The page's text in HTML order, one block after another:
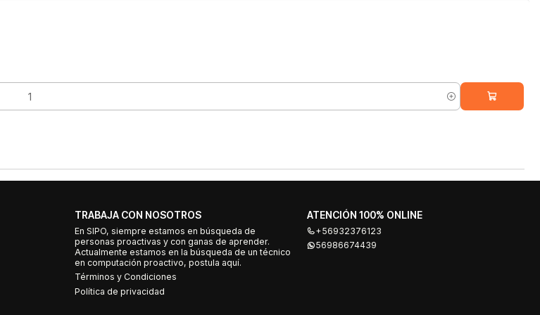
TRABAJA CON NOSOTROS
En SIPO, siempre estamos en búsqueda de
personas proactivas y con ganas de aprender.
Actualmente estamos en la búsqueda de un técnico
en computación proactivo, postula aquí.
Términos y Condiciones
Política de privacidad
ATENCIÓN 100% ONLINE
+56932376123
56986674439